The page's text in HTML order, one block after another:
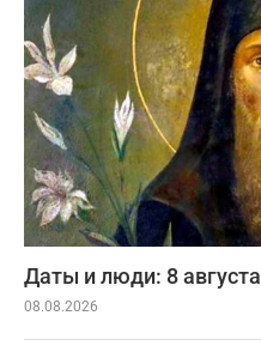
Даты и люди: 8 августа
08.08.2026